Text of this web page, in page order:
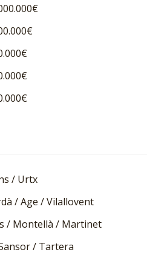
/ Urtx
/ Age / Vilallovent
/ Montellà / Martinet
/ Tartera